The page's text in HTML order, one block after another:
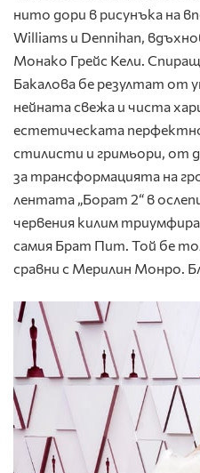
нито дори в рисунъка на
Williams и Dennihan,
Монако Грейс Кели.
Бакалова бе резултат от
нейната свежа и чиста
естетическата
стилисти и гримьори, от
за трансформацията на
лентата „Борат 2“ в
червения килим
самия Брат Пит. Той бе
сравни с Мерилин Монро.